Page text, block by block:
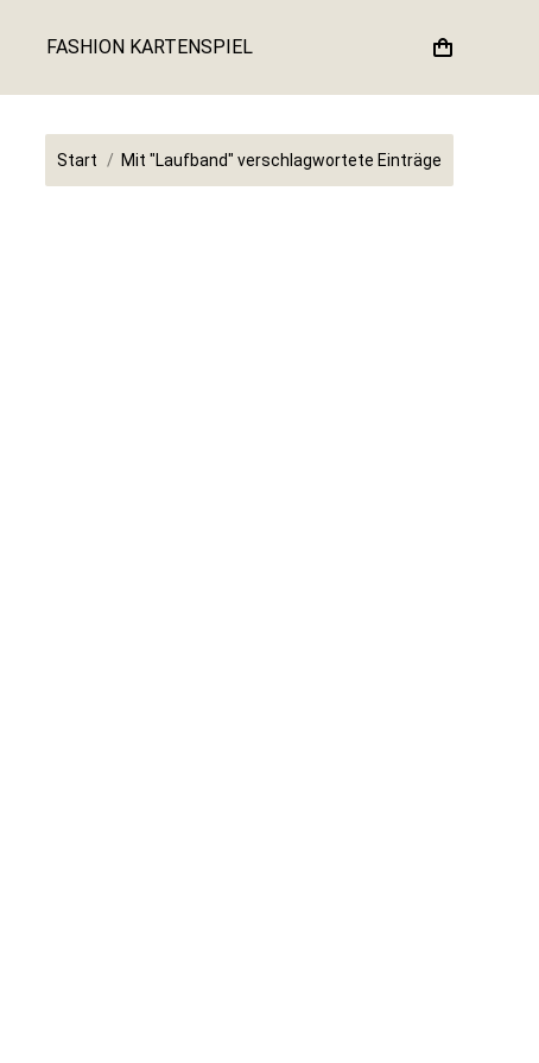
FASHION KARTENSPIEL
Sie befinden sich hier:
Start Mit "Laufband" verschlagwortete Einträge